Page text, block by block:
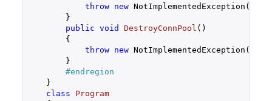
throw
new NotImplementedException();
        }
public void DestroyConnPool ( )
{
throw
new NotImplementedException();
        }
#endregion
    }
class
Program